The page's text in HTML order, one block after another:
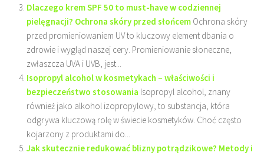
Dlaczego krem SPF 50 to must-have w codziennej
pielęgnacji? Ochrona skóry przed słońcem Ochrona skóry
przed promieniowaniem UV to kluczowy element dbania o
zdrowie i wygląd naszej cery. Promieniowanie słoneczne,
zwłaszcza UVA i UVB, jest...
Isopropyl alcohol w kosmetykach – właściwości i
bezpieczeństwo stosowania Isopropyl alcohol, znany
również jako alkohol izopropylowy, to substancja, która
odgrywa kluczową rolę w świecie kosmetyków. Choć często
kojarzony z produktami do...
Jak skutecznie redukować blizny potrądzikowe? Metody i